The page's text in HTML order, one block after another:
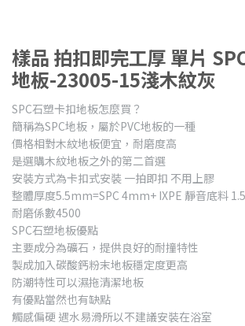
樣品 拍扣即完工厚 單片
地板-23005-15淺木紋灰
SPC石塑卡扣地板怎麼買？
簡稱為SPC地板，屬於PVC地板的一種
價格相對木紋地板便宜，耐磨度高
是選購木紋地板之外的第二首選
安裝方式為卡扣式安裝 一拍即扣 不用上膠
整體厚度5.5mm=SPC 4mm+ IXPE 靜音底料
耐磨係數4500
SPC石塑地板優點
主要成分為礦石，提供良好的耐撞特性
製成加入碳酸鈣粉末地板穩定度更高
防潮特性可以濕拖清潔地板
有優點當然也有缺點
觸感偏硬 遇水易滑所以不建議安裝在浴室